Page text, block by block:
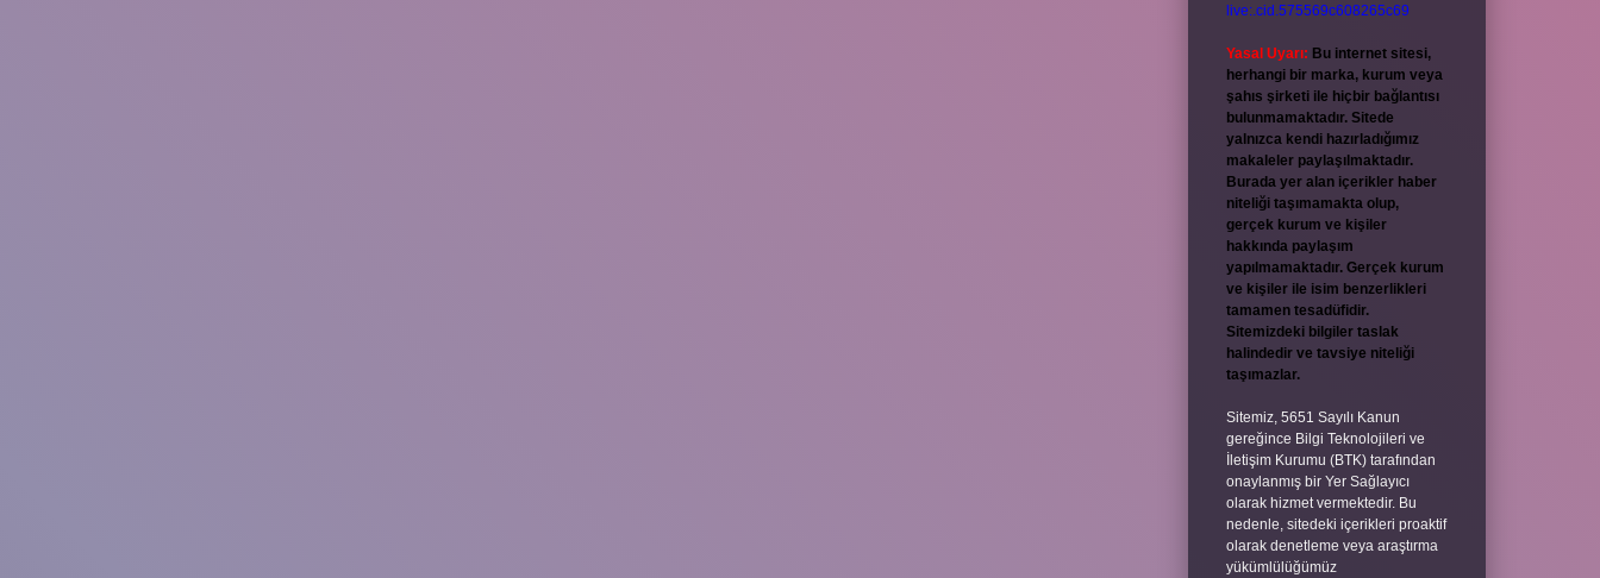
live:.cid.575569c608265c69
Yasal Uyarı: Bu internet sitesi,
herhangi bir marka, kurum veya
şahıs şirketi ile hiçbir bağlantısı
bulunmamaktadır. Sitede
yalnızca kendi hazırladığımız
makaleler paylaşılmaktadır.
Burada yer alan içerikler haber
niteliği taşımamakta olup,
gerçek kurum ve kişiler
hakkında paylaşım
yapılmamaktadır. Gerçek kurum
ve kişiler ile isim benzerlikleri
tamamen tesadüfidir.
Sitemizdeki bilgiler taslak
halindedir ve tavsiye niteliği
taşımazlar.
Sitemiz, 5651 Sayılı Kanun
gereğince Bilgi Teknolojileri ve
İletişim Kurumu (BTK) tarafından
onaylanmış bir Yer Sağlayıcı
olarak hizmet vermektedir. Bu
nedenle, sitedeki içerikleri proaktif
olarak denetleme veya araştırma
yükümlülüğümüz